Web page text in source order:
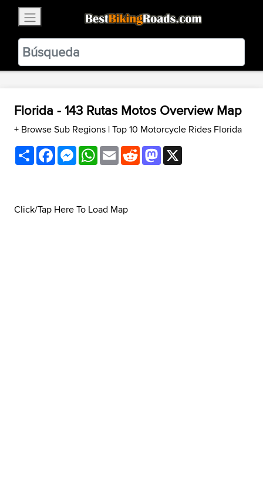
BestBikingRoads
Static Motion3.99 - In Google Play
VIEW
Florida - 143 Rutas Motos Overview Map
+ Browse Sub Regions |Top 10 Motorcycle Rides Florida
ShareFacebookMessenger
WhatsApp
EmailRedditMastodon
Click/Tap Here To Load Map